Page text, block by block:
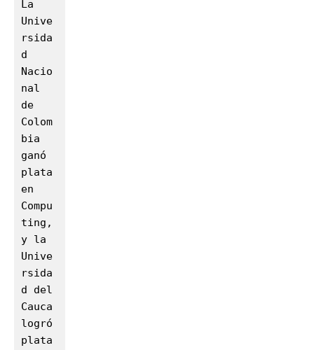
La
Unive
rsida
d
Nacio
nal
de
Colom
bia
ganó
plata
en
Compu
ting,
y la
Unive
rsida
d del
Cauca
logró
plata